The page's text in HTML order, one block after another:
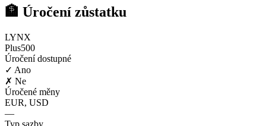
🏦 Úročení zůstatku
LYNX
Plus500
Úročení dostupné
✓ Ano
✗ Ne
Úročené měny
EUR, USD
—